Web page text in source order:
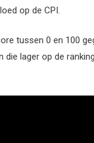
op de CPI.
tussen 0 en 100
lager op de